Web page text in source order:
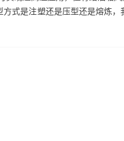
式是注塑还是压型还是熔炼，